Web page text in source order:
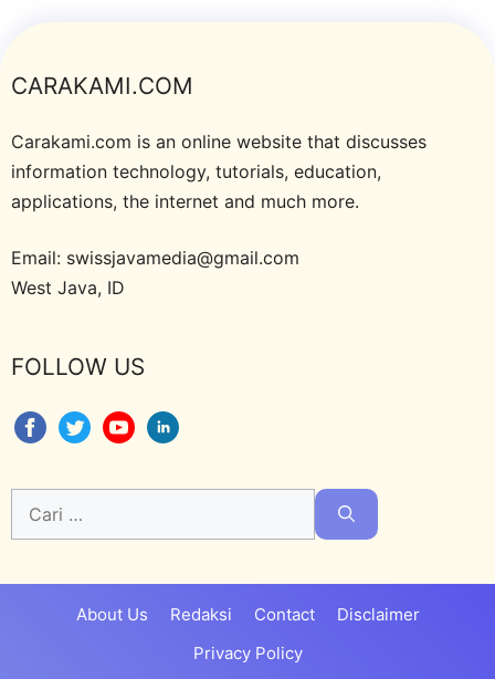
CARAKAMI.COM
Carakami.com is an online website that discusses
information technology, tutorials, education,
applications, the internet and much more.
Email: swissjavamedia@gmail.com
West Java, ID
FOLLOW US
Cari
About Us Redaksi Contact
Disclaimer
Privacy Policy